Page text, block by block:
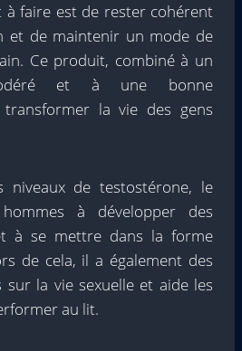
à faire est de rester cohérent
et de maintenir un mode de
Ce produit, combiné à un
et à une bonne
la vie des gens
niveaux de testostérone, le
à développer des
à se mettre dans la forme
de cela, il a également des
la vie sexuelle et aide les
au lit.